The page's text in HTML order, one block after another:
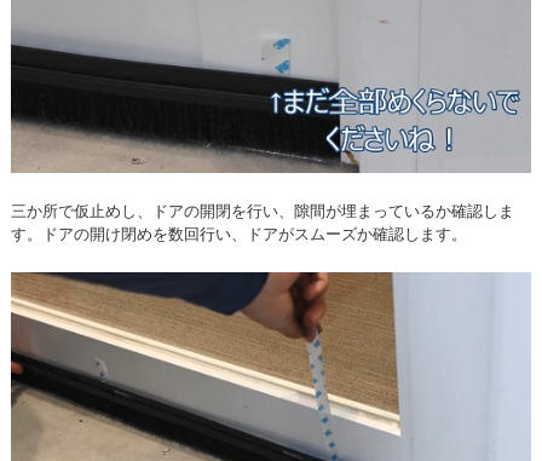
三か所で仮止めし、ドアの開閉を行い、隙間が埋まっているか確認しま
す。ドアの開け閉めを数回行い、ドアがスムーズか確認します。